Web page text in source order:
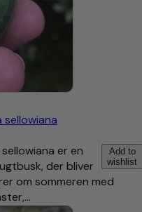
sellowiana
Add to
wishlist
er en
der bliver
om sommeren med